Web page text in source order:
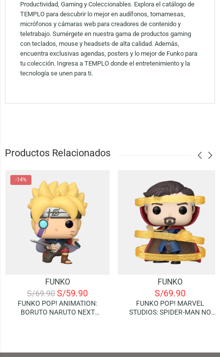
Productividad, Gaming y Coleccionables. Explora el catálogo de
TEMPLO para descubrir lo mejor en audífonos, tornamesas,
micrófonos y cámaras web para creadores de contenido y
teletrabajo. Sumérgete en nuestra gama de productos gaming
con teclados, mouse y headsets de alta calidad. Además,
encuentra exclusivas agendas, posters y lo mejor de Funko para
tu colección. Ingresa a TEMPLO donde el entretenimiento y la
tecnología se unen para ti.
Productos Relacionados
-14%
FUNKO
S/69.90 S/59.90
FUNKO POP! ANIMATION:
BORUTO NARUTO NEXT
FUNKO
S/69.90
FUNKO POP! MARVEL
STUDIOS: SPIDER-MAN NO